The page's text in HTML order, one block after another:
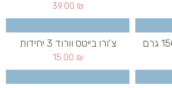
39.00 ₪
צ'ורו בייטס וורוד 3 יחידות
15.00 ₪